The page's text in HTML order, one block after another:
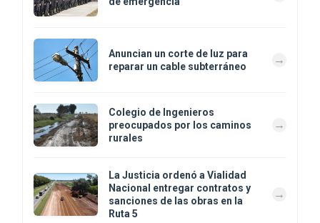
Anuncian un corte de luz para
reparar un cable subterráneo
Colegio de Ingenieros
preocupados por los caminos
rurales
La Justicia ordenó a Vialidad
Nacional entregar contratos y
sanciones de las obras en la
Ruta 5